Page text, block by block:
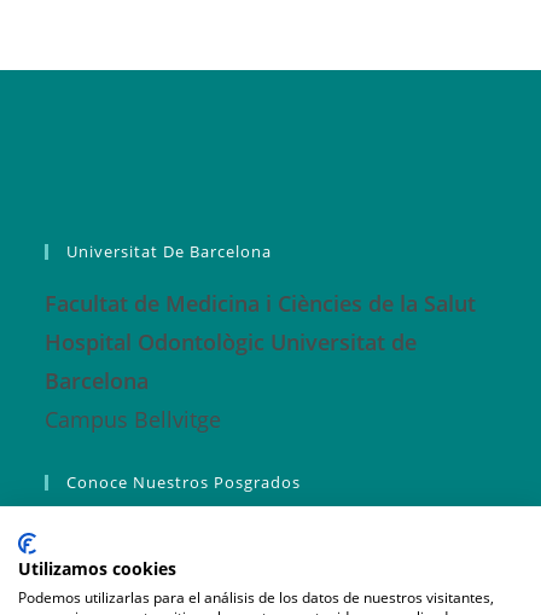
Universitat De Barcelona
Facultat de Medicina i Ciències de la Salut
Hospital Odontològic Universitat de
Barcelona
Campus Bellvitge
Conoce Nuestros Posgrados
Máster Fundamentos RO
Utilizamos cookies
Podemos utilizarlas para el análisis de los datos de nuestros visitantes,